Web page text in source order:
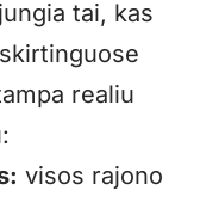
tai, kas
realiu
visos rajono